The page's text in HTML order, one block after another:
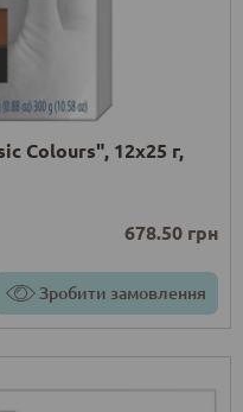
Colours", 12х25 г,
678.50 грн
Зробити замовлення